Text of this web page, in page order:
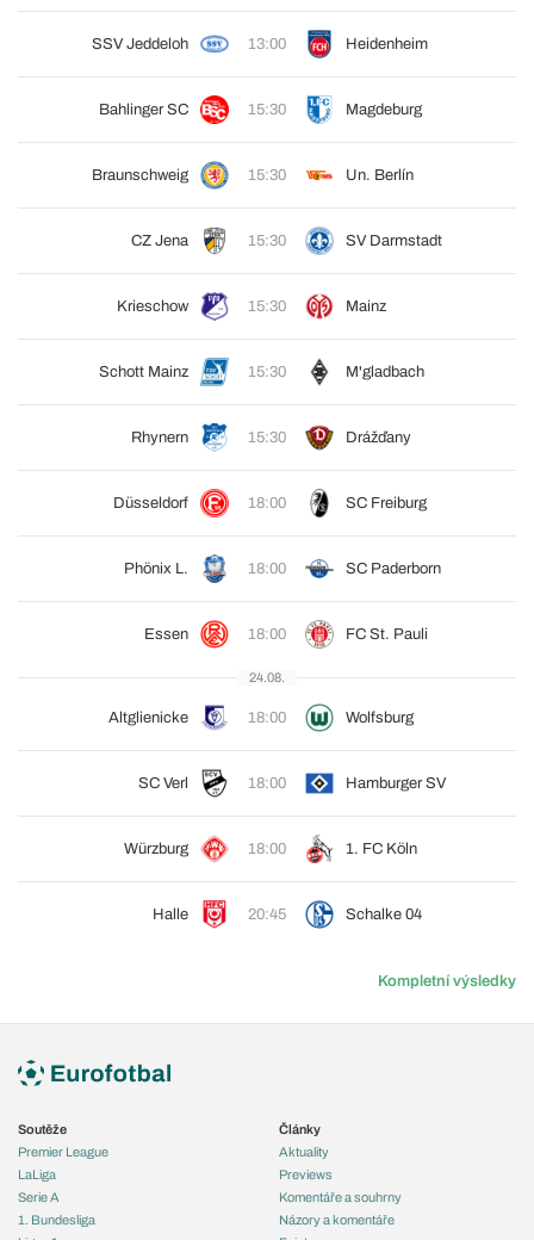
SSV Jeddeloh 13:00 Heidenheim
Bahlinger SC 15:30 Magdeburg
Braunschweig 15:30 Un. Berlín
CZ Jena 15:30 SV Darmstadt
Krieschow 15:30 Mainz
Schott Mainz 15:30 M'gladbach
Rhynern 15:30 Drážďany
Düsseldorf 18:00 SC Freiburg
Phönix L. 18:00 SC Paderborn
Essen 18:00 FC St. Pauli
24.08.
Altglienicke 18:00 Wolfsburg
SC Verl 18:00 Hamburger SV
Würzburg 18:00 1. FC Köln
Halle 20:45 Schalke 04
Kompletní výsledky
Soutěže
Premier League
LaLiga
Serie A
1. Bundesliga
Články
Aktuality
Previews
Komentáře a souhrny
Názory a komentáře